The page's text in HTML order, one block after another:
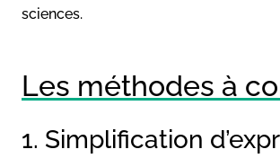
sciences.
Les méthodes à
1. Simplification